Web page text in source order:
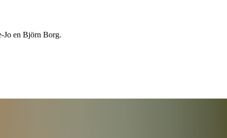
Jo en Björn Borg.